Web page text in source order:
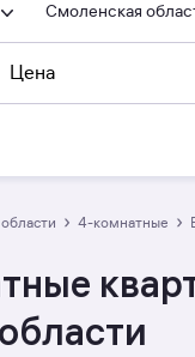
Смоленская
Цена
› 4-комнатные ›